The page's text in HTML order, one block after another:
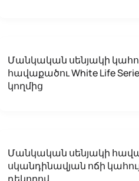
Մանկական սենյակի
հավաքածու White Life
կողմից
Մանկական սենյակի
սկանդինավյան ոճի